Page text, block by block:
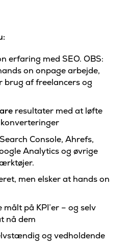
erfaring med SEO. OBS:
on onpage arbejde,
brug af freelancers og
resultater med at løfte
Console, Ahrefs,
Analytics og øvrige
men elsker at hands on
på KPI’er – og selv
nå dem
og vedholdende